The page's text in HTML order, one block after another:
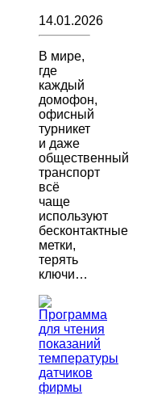
14.01.2026
В мире,
где
каждый
домофон,
офисный
турникет
и даже
общественный
транспорт
всё
чаще
используют
бесконтактные
метки,
терять
ключи…